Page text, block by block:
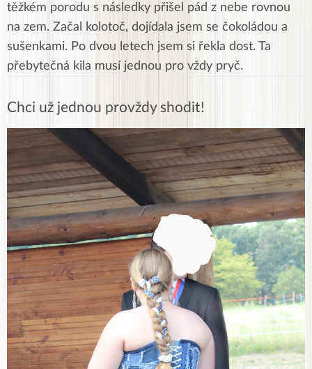
těžkém porodu s následky přišel pád z nebe rovnou
na zem. Začal kolotoč, dojídala jsem se čokoládou a
sušenkami. Po dvou letech jsem si řekla dost. Ta
přebytečná kila musí jednou pro vždy pryč.
Chci už jednou provždy shodit!